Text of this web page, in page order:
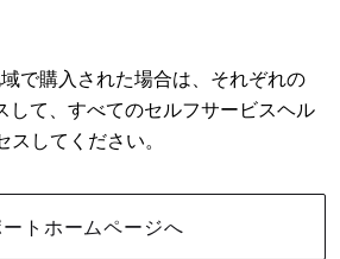
で購入された場合は、それぞれの
して、すべてのセルフサービスヘル
してください。
ートホームページへ